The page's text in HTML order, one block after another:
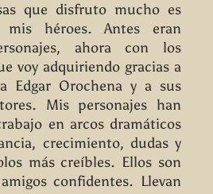
que disfruto mucho es
héroes. Antes eran
ahora con los
voy adquiriendo gracias a
Edgar Orochena y a sus
Mis personajes han
en arcos dramáticos
crecimiento, dudas y
más creíbles. Ellos son
confidentes. Llevan